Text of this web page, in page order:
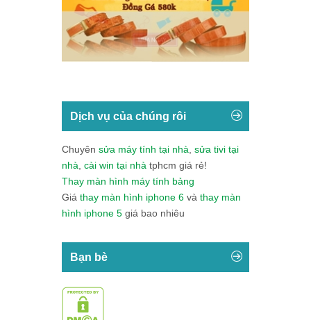
Dịch vụ của chúng rôi
Chuyên sửa máy tính tại nhà sửa tivi tại
nhà cài win tại nhà tphcm giá rẻ!
Thay màn hình máy tính bảng
Giá thay màn hình iphone 6 và thay màn
hình iphone 5 giá bao nhiêu
Bạn bè